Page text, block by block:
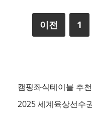
이전 1
캠핑좌식테이블 추
2025 세계육상선수